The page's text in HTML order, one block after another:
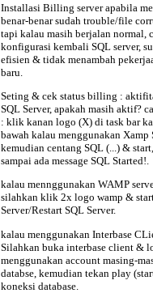
Installasi Billing serverapabila
benar-benar sudah trouble/file
tapi kalau masih berjalan normal,
konfigurasi kembali SQL server,
efisien & tidak menambah
baru.
Seting & cek status billing :
SQL Server, apakah masih aktif?
: klik kanan logo (X) di task bar
bawah kalau menggunakan Xamp
kemudian centang SQL (...) & start,
sampai ada message SQL Started!.
kalau mennggunakan WAMP
silahkan klik 2x logo wamp &
Server/Restart SQL Server.
kalau menggunakan Interbase
Silahkan buka interbase client &
menggunakan account masing-
databse, kemudian tekan play
koneksi database.